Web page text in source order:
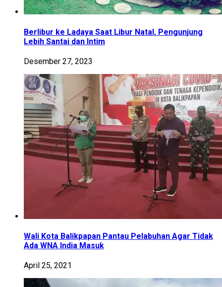
Berlibur ke Ladaya Saat Libur Natal, Pengunjung
Lebih Santai dan Intim
Desember 27, 2023
Wali Kota Balikpapan Pantau Pelabuhan Agar Tidak
Ada WNA India Masuk
April 25, 2021